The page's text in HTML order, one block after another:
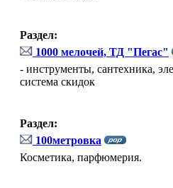
Раздел:
1000 мелочей, ТД "Пегас"
- инструменты, сантехника,
система скидок
Раздел:
100метровка
Косметика, парфюмерия.